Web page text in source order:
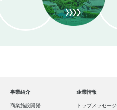
事業紹介
商業施設開発
企業情報
トップメッセージ